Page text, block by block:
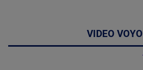
VIDEO VOYO